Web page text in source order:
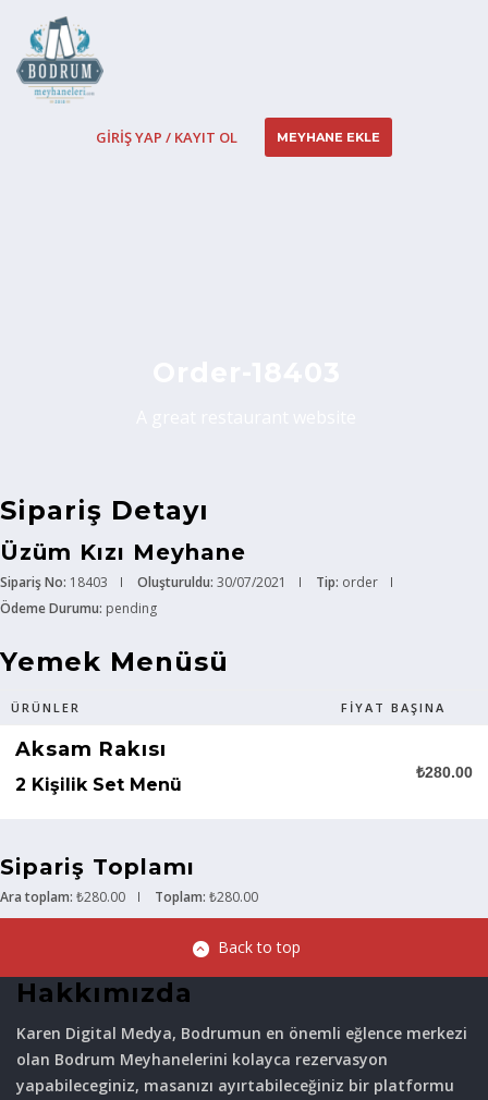
GIRIŞ YAP / KAYIT OL MEYHANE EKLE
Sipariş Detayı
Üzüm Kızı Meyhane
Sipariş No: 18403 Oluşturuldu: 30/07/2021 Tip: order
Ödeme Durumu: pending
Yemek Menüsü
ÜRÜNLER FIYAT BAŞINA
Aksam Rakısı
2 Kişilik Set Menü
₺280.00
Sipariş Toplamı
Ara toplam: ₺280.00 Toplam: ₺280.00
Back to top
Hakkımızda
Karen Digital Medya, Bodrumun en önemli eğlence merkezi
olan Bodrum Meyhanelerini kolayca rezervasyon
yapabileceginiz, masanızı ayırtabileceğiniz bir platformu